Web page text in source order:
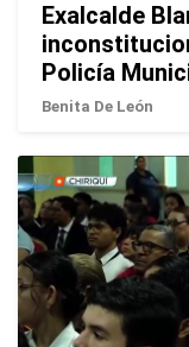
Exalcalde
Policía
Benita De León